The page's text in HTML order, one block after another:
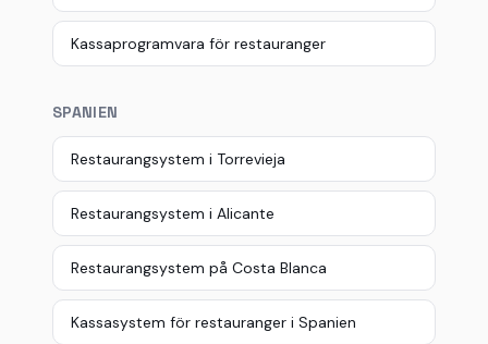
Kassaprogramvara för restauranger
SPANIEN
Restaurangsystem i Torrevieja
Restaurangsystem i Alicante
Restaurangsystem på Costa Blanca
Kassasystem för restauranger i Spanien